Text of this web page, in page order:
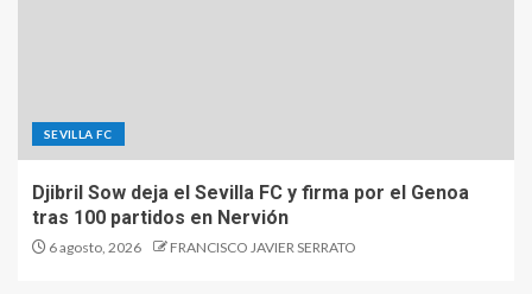
SEVILLA FC
Djibril Sow deja el Sevilla FC y firma por el Genoa
tras 100 partidos en Nervión
6 agosto, 2026 FRANCISCO JAVIER SERRATO